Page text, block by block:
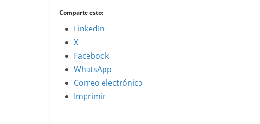
Comparte esto:
LinkedIn
X
Facebook
WhatsApp
Correo electrónico
Imprimir